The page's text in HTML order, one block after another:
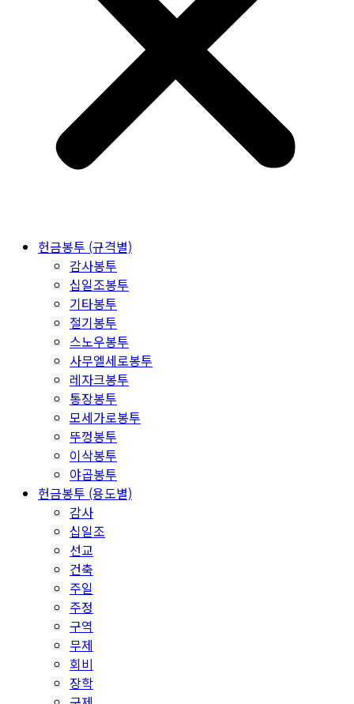
헌금봉투 (규격별)
감사봉투
십일조봉투
기타봉투
절기봉투
스노우봉투
사무엘세로봉투
레자크봉투
통장봉투
모세가로봉투
뚜껑봉투
이삭봉투
야곱봉투
헌금봉투 (용도별)
감사
십일조
선교
건축
주일
주정
구역
무제
회비
장학